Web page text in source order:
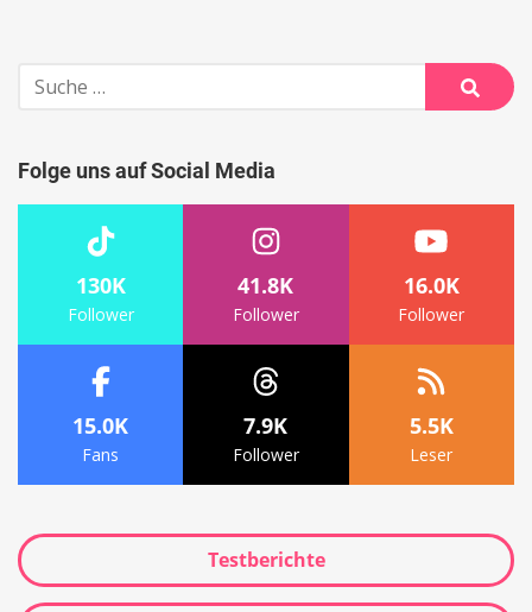
Suche
nach:
Suche
Folge uns auf Social Media
130K
Follower
41.8K
Follower
16.0K
Follower
15.0K
Fans
7.9K
Follower
5.5K
Leser
Testberichte